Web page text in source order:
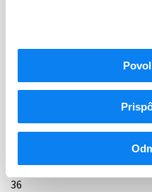
INÉ LIEČIVÁ
INÉ LIEČIVÁ
A16AB
Enzýmy
Laronidáza
Exspirácia
36